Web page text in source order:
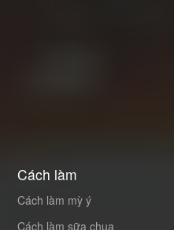
Cách làm
Cách làm mỳ ý
Cách làm sữa chua